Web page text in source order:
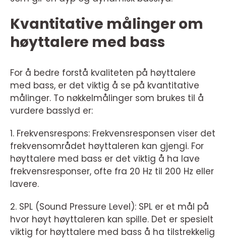
Kvantitative målinger om
høyttalere med bass
For å bedre forstå kvaliteten på høyttalere
med bass, er det viktig å se på kvantitative
målinger. To nøkkelmålinger som brukes til å
vurdere basslyd er:
1. Frekvensrespons: Frekvensresponsen viser det
frekvensområdet høyttaleren kan gjengi. For
høyttalere med bass er det viktig å ha lave
frekvensresponser, ofte fra 20 Hz til 200 Hz eller
lavere.
2. SPL (Sound Pressure Level): SPL er et mål på
hvor høyt høyttaleren kan spille. Det er spesielt
viktig for høyttalere med bass å ha tilstrekkelig